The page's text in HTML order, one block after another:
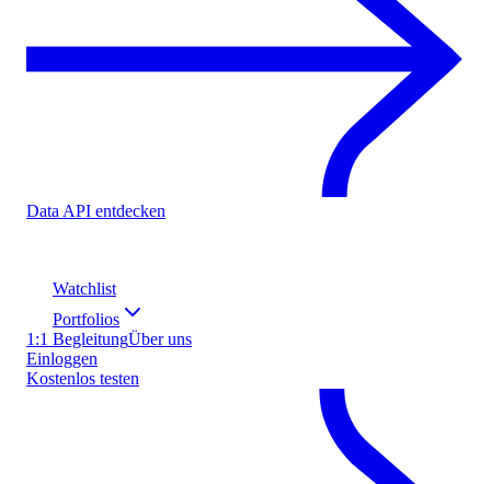
Data API entdecken
Watchlist
Portfolios
1:1 BegleitungÜber uns
Einloggen
Kostenlos testen